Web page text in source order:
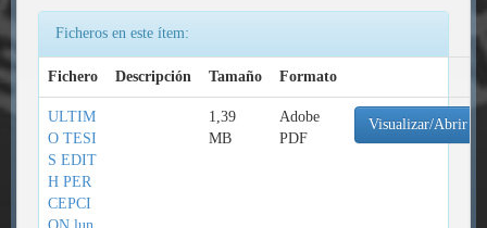
Ficheros en este ítem:
Fichero Descripción Tamaño Formato
ULTIM
O TESI
S EDIT
H PER
CEPCI
1,39
MB
Adobe
PDF
Visualizar/Abrir